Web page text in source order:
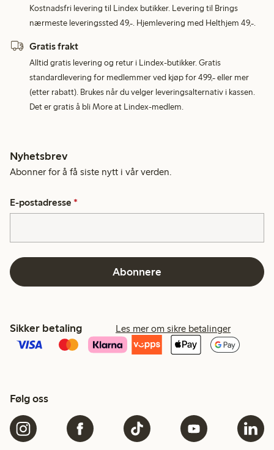
Kostnadsfri levering til Lindex butikker. Levering til Brings
nærmeste leveringssted 49,-. Hjemlevering med Helthjem 49,-.
Gratis frakt
Alltid gratis levering og retur i Lindex-butikker. Gratis
standardlevering for medlemmer ved kjøp for 499,- eller mer
(etter rabatt). Brukes når du velger leveringsalternativ i kassen.
Det er gratis å bli More at Lindex-medlem.
Nyhetsbrev
Abonner for å få siste nytt i vår verden.
E-postadresse *
Abonnere
Sikker betaling Les mer om sikre betalinger
Følg oss